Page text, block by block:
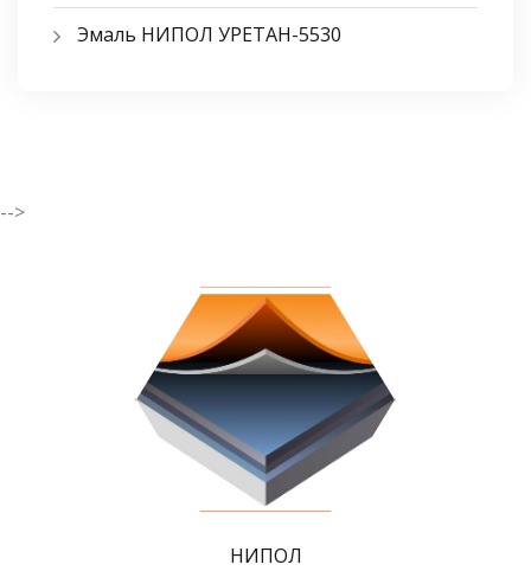
Эмаль НИПОЛ УРЕТАН-5530
-->
НИПОЛ